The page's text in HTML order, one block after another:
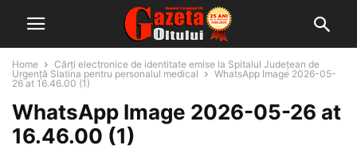
Home
Cărți electronice de identitate emise la Spitalul Județean de
Urgență Slatina pentru personalul medical
WhatsApp Image 2026-05-
26 at 16.46.00 (1)
WhatsApp Image 2026-05-26 at
16.46.00 (1)